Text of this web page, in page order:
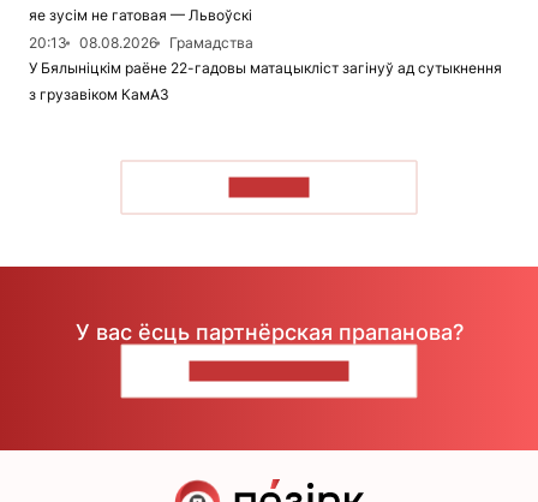
яе зусім не гатовая — Львоўскі
20:13
08.08.2026
Грамадства
У Бялыніцкім раёне 22-гадовы матацыкліст загінуў ад сутыкнення
з грузавіком КамАЗ
У вас ёсць партнёрская прапанова?